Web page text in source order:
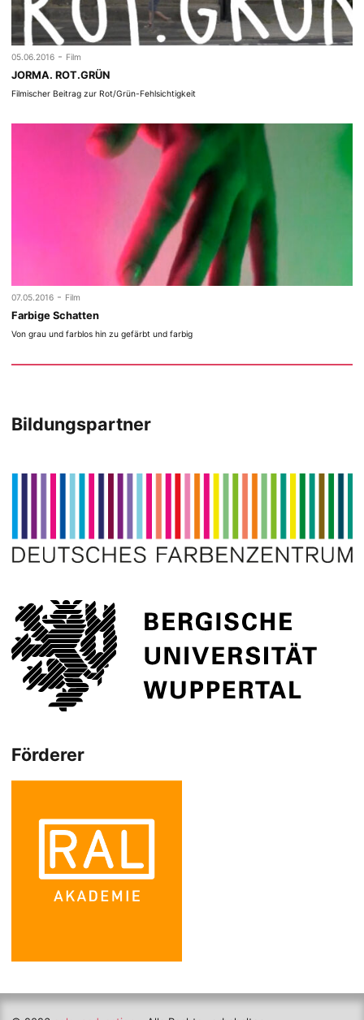
05.06.2016 - Film
JORMA. ROT.GRÜN
Filmischer Beitrag zur Rot/Grün-Fehlsichtigkeit
07.05.2016 - Film
Farbige Schatten
Von grau und farblos hin zu gefärbt und farbig
Bildungspartner
Förderer